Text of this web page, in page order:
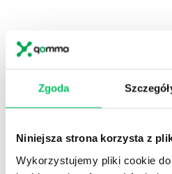
Zgoda
Niniejsza strona korzysta z
Wykorzystujemy pliki cookie
wiedzy.